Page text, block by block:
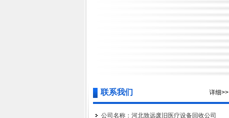
详细>>
联系我们
公司名称：河北致远废旧医疗设备回收公司